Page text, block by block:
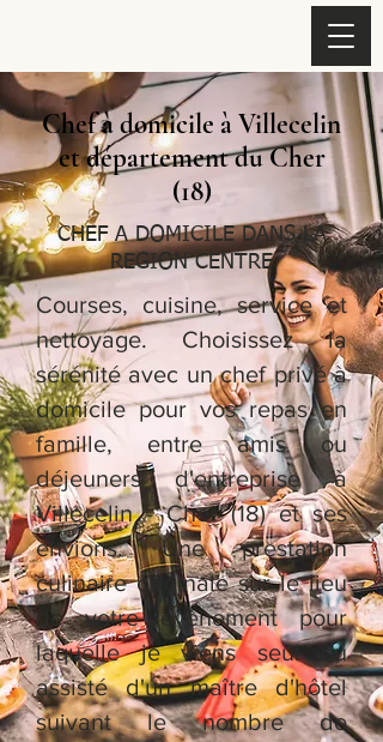
Chef à domicile à Villecelin
et département du Cher
(18)
CHEF A DOMICILE DANS LA
REGION CENTRE
Courses, cuisine, service et
nettoyage. Choisissez la
sérénité avec un chef privé à
domicile pour vos repas en
famille, entre amis ou
déjeuners d'entreprise à
Villecelin - Cher (18) et ses
envions. Une prestation
culinaire originale sur le lieu
de votre évènement pour
laquelle je viens seul ou
assisté d'un maître d'hôtel
suivant le nombre de